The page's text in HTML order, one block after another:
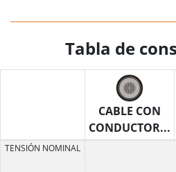
Tabla de
CABLE CON
CONDUCTOR...
TENSIÓN NOMINAL